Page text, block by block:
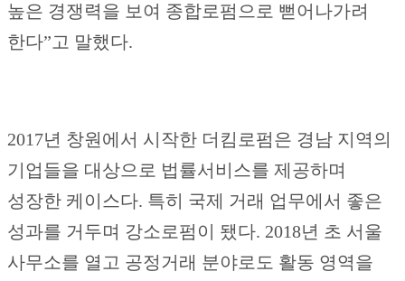
높은 경쟁력을 보여 종합로펌으로 뻗어나가려
한다”고 말했다.
2017년 창원에서 시작한 더킴로펌은 경남 지역의
기업들을 대상으로 법률서비스를 제공하며
성장한 케이스다. 특히 국제 거래 업무에서 좋은
성과를 거두며 강소로펌이 됐다. 2018년 초 서울
사무소를 열고 공정거래 분야로도 활동 영역을